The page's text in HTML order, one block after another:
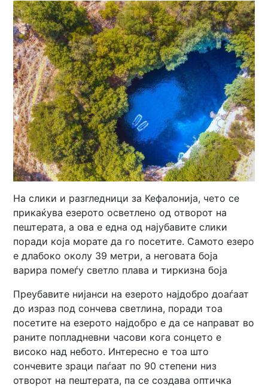
На слики и разгледници за Кефалонија, чето се
прикаќува езерото осветлено од отворот на
пештерата, а ова е една од најубавите слики
поради која морате да го посетите. Самото езеро
е длабоко околу 39 метри, а неговата боја
варира помеѓу светло плава и тиркизна боја
Преубавите нијанси на езерото најдобро доаѓаат
до израз под сончева светлина, поради тоа
посетите на езерото најдобро е да се направат во
раните попладневни часови кога сонцето е
високо над небото. Интересно е тоа што
сончевите зраци паѓаат по 90 степени низ
отворот на пештерата, па се создава оптичка